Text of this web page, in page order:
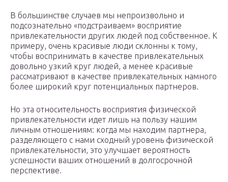
В большинстве случаев мы непроизвольно и
подсознательно «подстраиваем» восприятие
привлекательности других людей под собственное. К
примеру, очень красивые люди склонны к тому,
чтобы воспринимать в качестве привлекательных
довольно узкий круг людей, а менее красивые
рассматривают в качестве привлекательных намного
более широкий круг потенциальных партнеров.
Но эта относительность восприятия физической
привлекательности идет лишь на пользу нашим
личным отношениям: когда мы находим партнера,
разделяющего с нами сходный уровень физической
привлекательности, это улучшает вероятность
успешности ваших отношений в долгосрочной
перспективе.